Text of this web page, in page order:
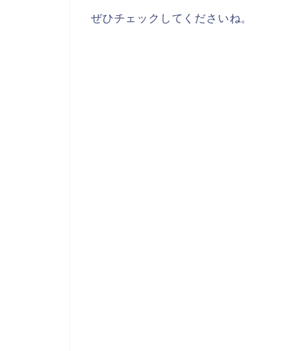
ぜひチェックしてくださいね。